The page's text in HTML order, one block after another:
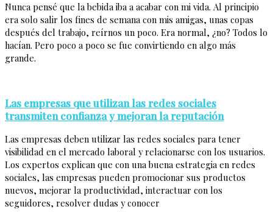
Nunca pensé que la bebida iba a acabar con mi vida. Al principio
era solo salir los fines de semana con mis amigas, unas copas
después del trabajo, reírnos un poco. Era normal, ¿no? Todos lo
hacían. Pero poco a poco se fue convirtiendo en algo más
grande.
Las empresas que utilizan las redes sociales
transmiten confianza y mejoran la reputación
Las empresas deben utilizar las redes sociales para tener
visibilidad en el mercado laboral y relacionarse con los usuarios.
Los expertos explican que con una buena estrategia en redes
sociales, las empresas pueden promocionar sus productos
nuevos, mejorar la productividad, interactuar con los
seguidores, resolver dudas y conocer